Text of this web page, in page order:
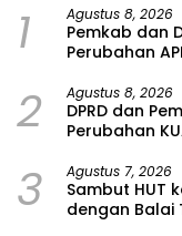
1 Agustus 8, 2026
Pemkab dan
Perubahan
2 Agustus 8, 2026
DPRD dan
Perubahan
3 Agustus 7, 2026
Sambut HUT
dengan Balai